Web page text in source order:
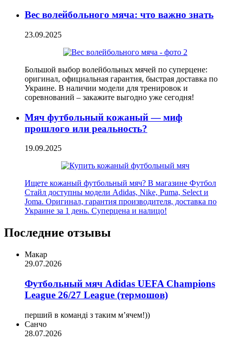
Вес волейбольного мяча: что важно знать
23.09.2025
Большой выбор волейбольных мячей по суперцене:
оригинал, официальная гарантия, быстрая доставка по
Украине. В наличии модели для тренировок и
соревнований – закажите выгодно уже сегодня!
Мяч футбольный кожаный — миф
прошлого или реальность?
19.09.2025
Ищете кожаный футбольный мяч? В магазине Футбол
Стайл доступны модели Adidas, Nike, Puma, Select и
Joma. Оригинал, гарантия производителя, доставка по
Украине за 1 день. Суперцена и налицо!
Последние отзывы
Макар
29.07.2026
Футбольный мяч Adidas UEFA Champions
League 26/27 League (термошов)
перший в команді з таким мʼячем!))
Санчо
28.07.2026